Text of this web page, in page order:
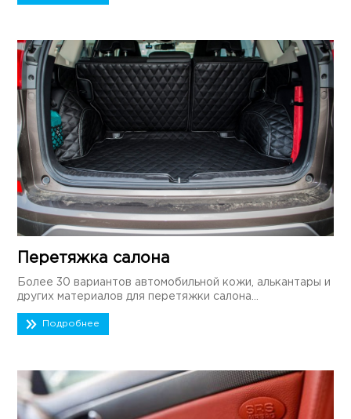
Перетяжка салона
Более 30 вариантов автомобильной кожи, алькантары и
других материалов для перетяжки салона...
Подробнее